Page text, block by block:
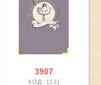
3907
КОД: [12]